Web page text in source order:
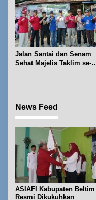
Jalan Santai dan Senam
Sehat Majelis Taklim se-
News Feed
ASIAFI Kabupaten Beltim
Resmi Dikukuhkan